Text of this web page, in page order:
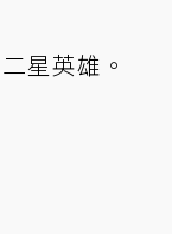
星英雄。